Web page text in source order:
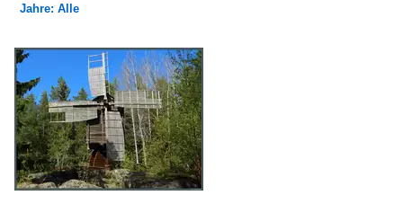
Schweden
Gotlands län
kleine Orte
Kalmar län
Jahre: Alle
Alle Jahre
1980
1988
2010
2018